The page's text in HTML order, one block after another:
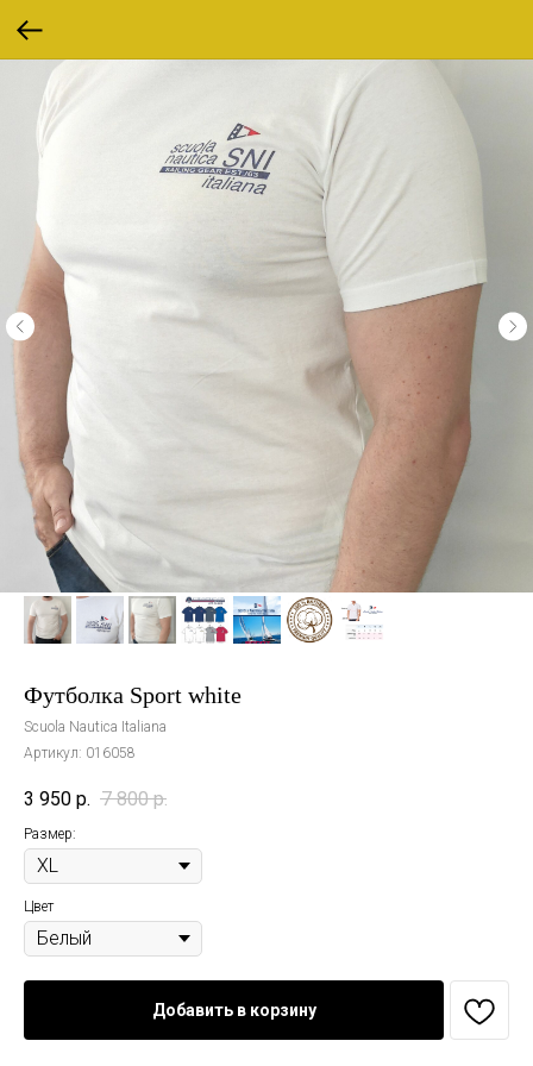
Футболка Sport white
Scuola Nautica Italiana
Артикул: 016058
3 950 р. 7 800 р.
Размер:
Цвет
Добавить в корзину